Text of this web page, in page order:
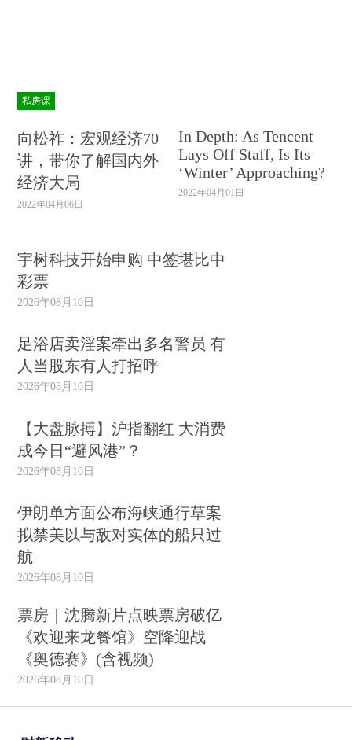
私房课
向松祚：宏观经济70
讲，带你了解国内外
经济大局
2022年04月06日
In Depth: As Tencent
Lays Off Staff, Is Its
‘Winter’ Approaching?
2022年04月01日
宇树科技开始申购 中签堪比中
彩票
2026年08月10日
足浴店卖淫案牵出多名警员 有
人当股东有人打招呼
2026年08月10日
【大盘脉搏】沪指翻红 大消费
成今日“避风港”？
2026年08月10日
伊朗单方面公布海峡通行草案
拟禁美以与敌对实体的船只过
航
2026年08月10日
票房｜沈腾新片点映票房破亿
《欢迎来龙餐馆》空降迎战
《奥德赛》(含视频)
2026年08月10日